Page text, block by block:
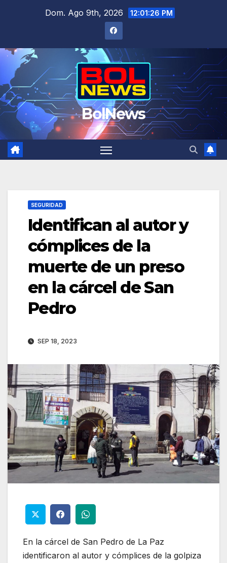
Dom. Ago 9th, 2026 12:01:27 PM
BolNews
SEGURIDAD
Identifican al autor y
cómplices de la
muerte de un preso
en la cárcel de San
Pedro
SEP 18, 2023
En la cárcel de San Pedro de La Paz
identificaron al autor y cómplices de la golpiza